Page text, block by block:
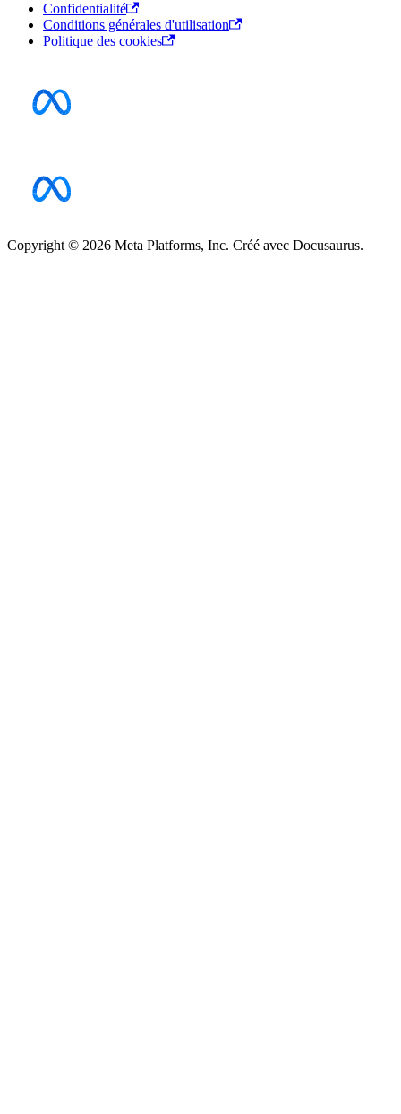
Confidentialité
Conditions générales d'utilisation
Politique des cookies
Copyright © 2026 Meta Platforms, Inc. Créé avec Docusaurus.